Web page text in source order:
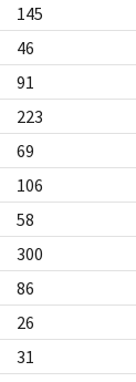
145
46
91
223
69
106
58
300
86
26
31